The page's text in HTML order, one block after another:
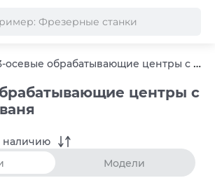
3-осевые обрабатывающие центры с ЧПУ из Тайваня
центры с
Модели
наличию